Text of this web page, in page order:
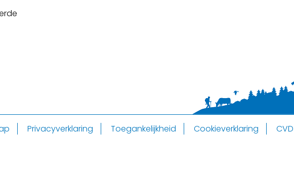
Privacyverklaring Toegankelijkheid Cookieverklaring CVD